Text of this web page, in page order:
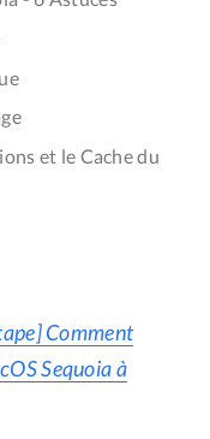
et le Cache du
Comment
Sequoia à